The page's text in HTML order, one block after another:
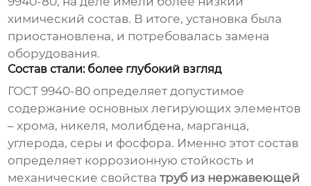
химический состав. В итоге, установка была
приостановлена, и потребовалась замена
оборудования.
Состав стали: более глубокий взгляд
ГОСТ 9940-80 определяет допустимое
содержание основных легирующих элементов
– хрома, никеля, молибдена, марганца,
углерода, серы и фосфора. Именно этот состав
определяет коррозионную стойкость и
механические свойстватруб из нержавеющей